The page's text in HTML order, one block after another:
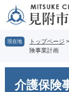
の
先
で
ー
を
ば
現在地 トップページ >
険事業計画
介護保険